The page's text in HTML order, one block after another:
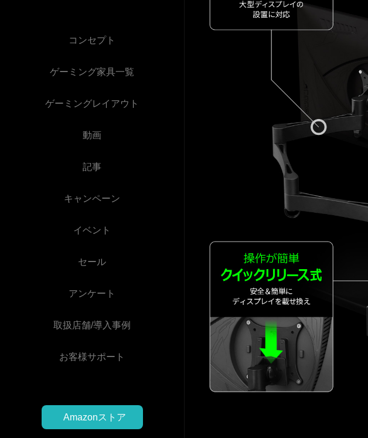
コンセプト
ゲーミング家具一覧
ゲーミングレイアウト
動画
記事
キャンペーン
イベント
セール
アンケート
取扱店舗/導入事例
お客様サポート
Amazonストア